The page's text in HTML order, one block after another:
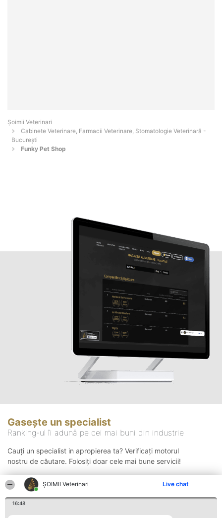
ȘOIMII Veterinari Live chat
16:48
Șoimii Veterinari
Cabinete Veterinare, Farmacii Veterinare, Stomatologie Veterinară -
Bucureşti
Funky Pet Shop
Gasește un specialist
Ranking-ul îi adună pe cei mai buni din industrie
Cauți un specialist in apropierea ta? Verificați motorul
nostru de căutare. Folosiți doar cele mai bune servicii!